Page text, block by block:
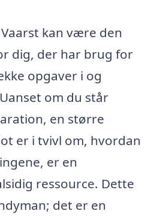
kan være den
dig, der har brug for
opgaver i og
om du står
en større
er i tvivl om, hvordan
er en
ressource. Dette
det er en